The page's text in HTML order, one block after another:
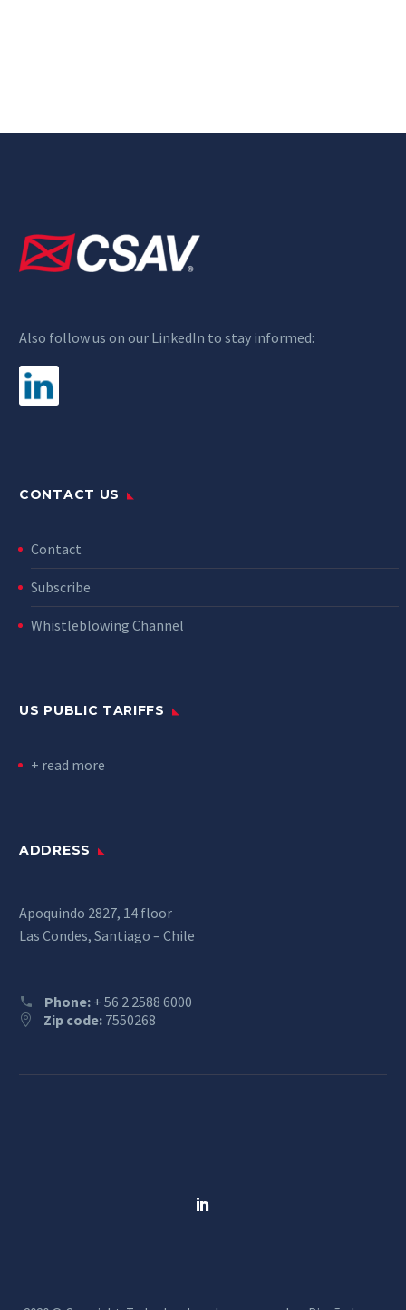
Also follow us on our LinkedIn to stay informed:
CONTACT US
Contact
Subscribe
Whistleblowing Channel
US PUBLIC TARIFFS
+ read more
ADDRESS
Apoquindo 2827, 14 floor
Las Condes, Santiago – Chile
Phone: + 56 2 2588 6000
Zip code: 7550268